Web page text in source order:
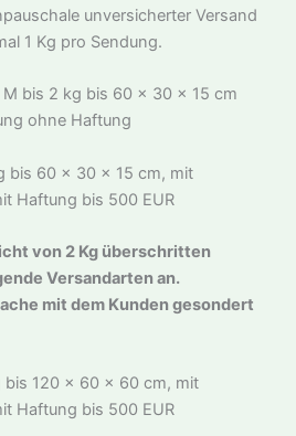
unversicherter Versand
1 Kg pro Sendung.
M bis 2 kg bis 60 x 30 x 15 cm
ohne Haftung
bis 60 x 30 x 15 cm, mit
Haftung bis 500 EUR
von 2 Kg überschritten
Versandarten an.
mit dem Kunden gesondert
bis 120 x 60 x 60 cm, mit
Haftung bis 500 EUR